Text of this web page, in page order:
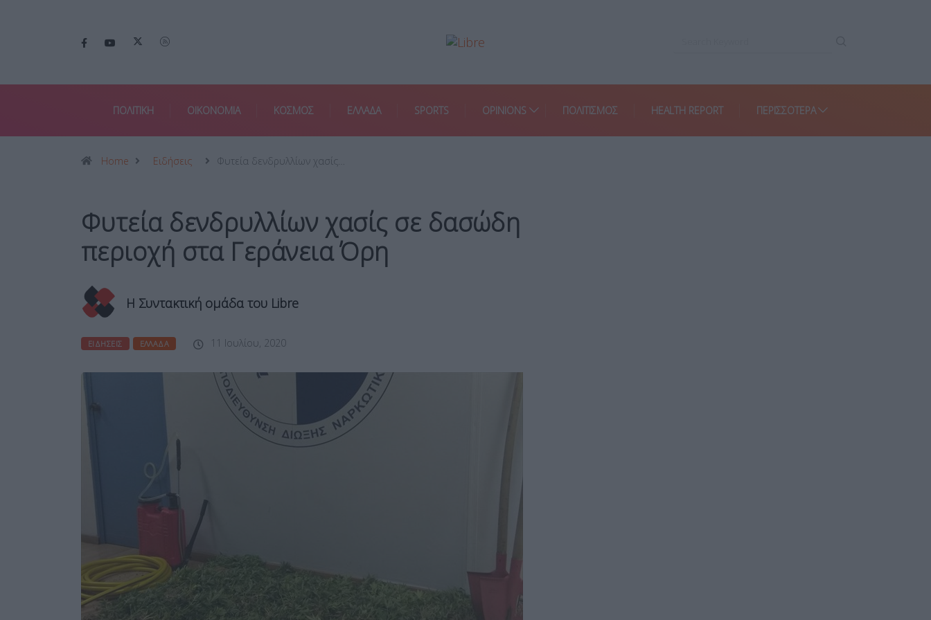
ΠΟΛΙΤΙΚΗ ΟΙΚΟΝΟΜΙΑ ΚΟΣΜΟΣ ΕΛΛΑΔΑ SPORTS OPINIONS ΠΟΛΙΤΙΣΜΟΣ HEALTH REPORT ΠΕΡΙΣΣΌΤΕΡΑ
Home Ειδήσεις Φυτεία δενδρυλλίων χασίς…
Φυτεία δενδρυλλίων χασίς σε δασώδη
περιοχή στα Γεράνεια Όρη
Η Συντακτική ομάδα του Libre
ΕΙΔΉΣΕΙΣ ΕΛΛΆΔΑ 11 Ιουλίου, 2020